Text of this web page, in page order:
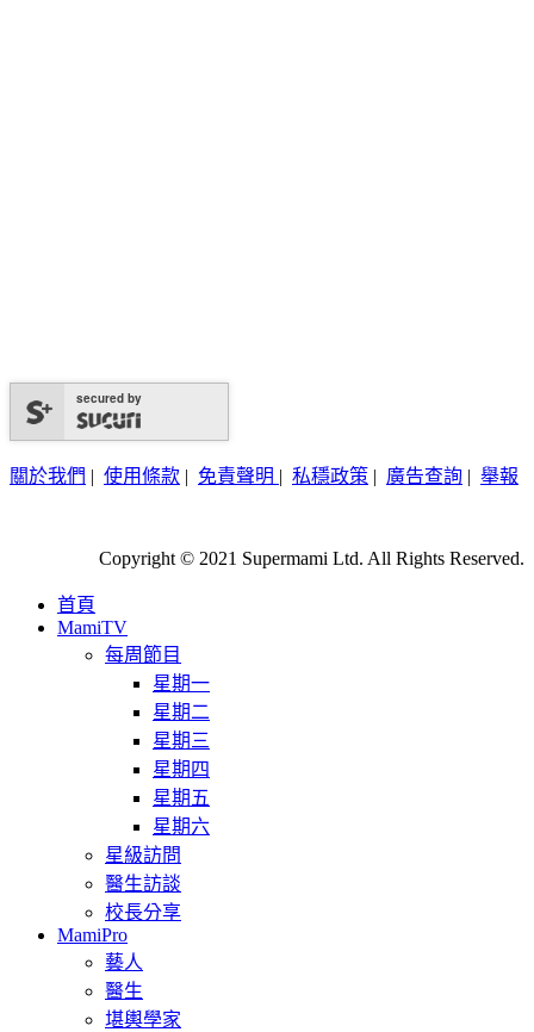
secured by
關於我們 | 使用條款 | 免責聲明 | 私穩政策 | 廣告查詢 | 舉報
Copyright © 2021 Supermami Ltd. All Rights Reserved.
首頁
MamiTV
每周節目
星期一
星期二
星期三
星期四
星期五
星期六
星級訪問
醫生訪談
校長分享
MamiPro
藝人
醫生
堪輿學家